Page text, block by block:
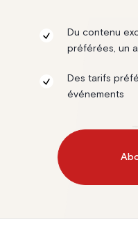
Du contenu
préférées, un
Des tarifs
événements